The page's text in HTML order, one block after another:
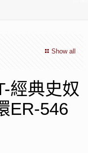
Show all
經典史奴
ER-546